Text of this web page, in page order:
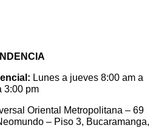
Lunes a jueves 8:00 am a
3:00 pm
Oriental Metropolitana – 69
– Piso 3, Bucaramanga,